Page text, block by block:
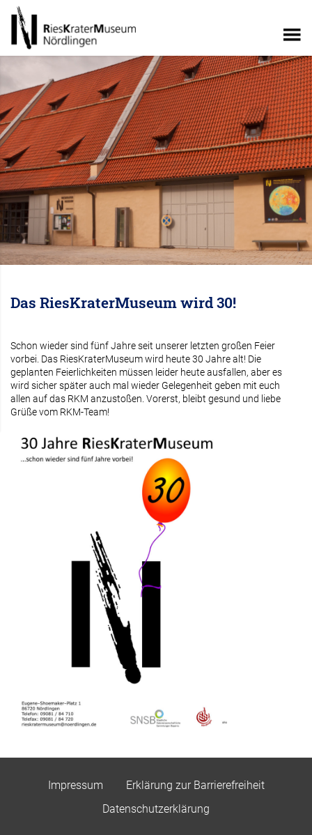
Das RiesKraterMuseum wird 30!
Schon wieder sind fünf Jahre seit unserer letzten großen Feier
vorbei. Das RiesKraterMuseum wird heute 30 Jahre alt! Die
geplanten Feierlichkeiten müssen leider heute ausfallen, aber es
wird sicher später auch mal wieder Gelegenheit geben mit euch
allen auf das RKM anzustoßen. Vorerst, bleibt gesund und liebe
Grüße vom RKM-Team!
Impressum
Erklärung zur Barrierefreiheit
Datenschutzerklärung